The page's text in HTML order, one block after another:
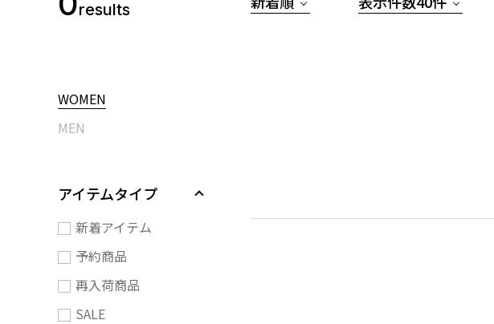
results
WOMEN
MEN
アイテムタイプ
新着アイテム
予約商品
再入荷商品
SALE